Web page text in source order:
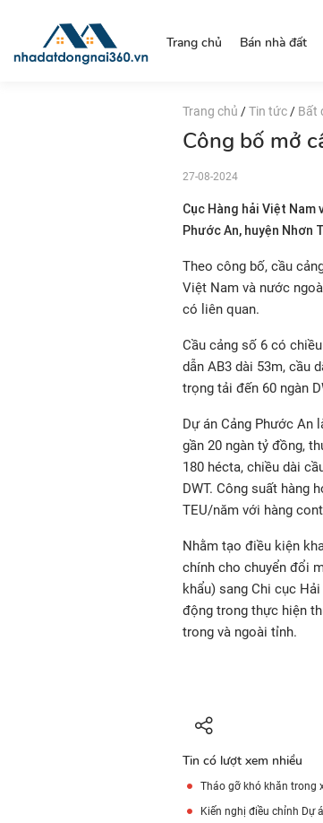
Trang chủ Bán nhà đất
Trang chủ /Tin tức / Bất
Công bố mở
27-08-2024
Cục Hàng hải Việt
Phước An, huyện Nhơn
Theo công bố, cầu
Việt Nam và nước
có liên quan.
Cầu cảng số 6 có
dẫn AB3 dài 53m, cầu
trọng tải đến 60 ngàn
Dự án Cảng Phước An
gần 20 ngàn tỷ đồng,
180 hécta, chiều dài
DWT. Công suất hàng
TEU/năm với hàng
Nhằm tạo điều kiện
chính cho chuyển đổi
khẩu) sang Chi cục
động trong thực hiện
trong và ngoài tỉnh.
Tin có lượt xem nhiều
Tháo gỡ khó khăn trong
Kiến nghị điều chỉnh Dự